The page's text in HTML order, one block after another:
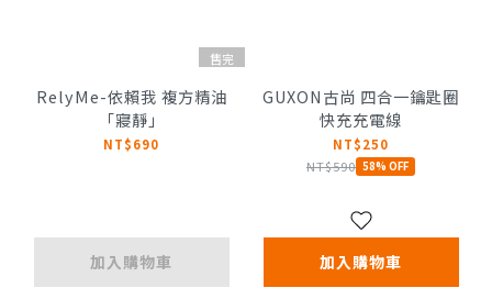
售完
RelyMe-依賴我 複方精油
「寢靜」
NT$690
加入購物車
GUXON古尚 四合一鑰匙圈
快充充電線
NT$250
NT$590 58% OFF
加入購物車